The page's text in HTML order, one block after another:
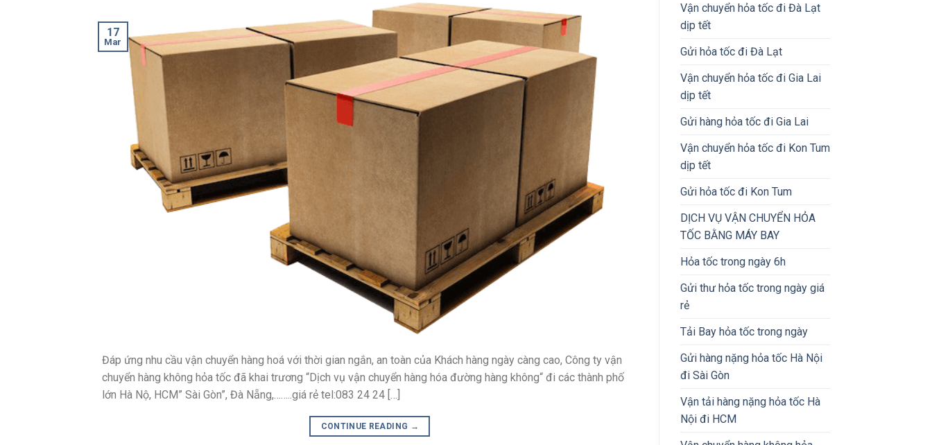
17
Mar
Đáp ứng nhu cầu vận chuyển hàng hoá với thời gian ngắn, an toàn của Khách hàng ngày càng cao, Công ty vận
chuyển hàng không hỏa tốc đã khai trương “Dịch vụ vận chuyển hàng hóa đường hàng không“ đi các thành phố
lớn Hà Nộ, HCM” Sài Gòn”, Đà Nẵng,……..giá rẻ tel:083 24 24 […]
CONTINUE READING →
Vận chuyển hỏa tốc đi Đà Lạt
dịp tết
Gửi hỏa tốc đi Đà Lạt
Vận chuyển hỏa tốc đi Gia Lai
dịp tết
Gửi hàng hỏa tốc đi Gia Lai
Vận chuyển hỏa tốc đi Kon Tum
dịp tết
Gửi hỏa tốc đi Kon Tum
DỊCH VỤ VẬN CHUYỂN HỎA
TỐC BẰNG MÁY BAY
Hỏa tốc trong ngày 6h
Gửi thư hỏa tốc trong ngày giá
rẻ
Tải Bay hỏa tốc trong ngày
Gửi hàng nặng hỏa tốc Hà Nội
đi Sài Gòn
Vận tải hàng nặng hỏa tốc Hà
Nội đi HCM